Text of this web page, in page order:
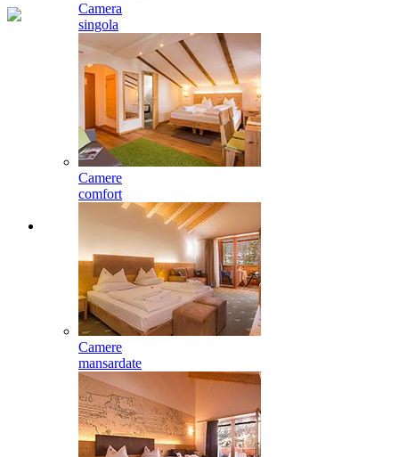
Camera
singola
Camere
comfort
Camere
mansardate